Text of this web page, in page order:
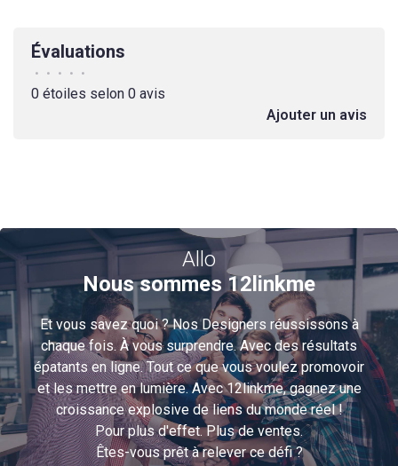
Évaluations
• • • • •
0 étoiles selon 0 avis
Ajouter un avis
Allo
Nous sommes 12linkme
Et vous savez quoi ? Nos Designers réussissons à
chaque fois. À vous surprendre. Avec des résultats
épatants en ligne. Tout ce que vous voulez promovoir
et les mettre en lumière. Avec 12linkme, gagnez une
croissance explosive de liens du monde réel !
Pour plus d'effet. Plus de ventes.
Êtes-vous prêt à relever ce défi ?